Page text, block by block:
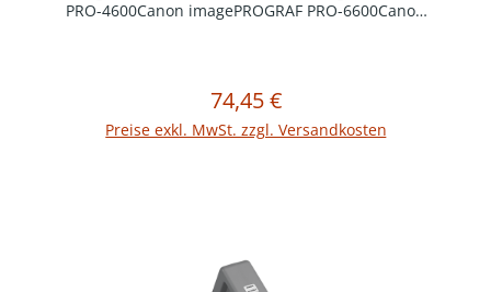
PRO-4600Canon imagePROGRAF PRO-6600Canon
Regulärer Preis:
74,45 €
Preise exkl. MwSt. zzgl. Versandkosten
In den Warenkorb